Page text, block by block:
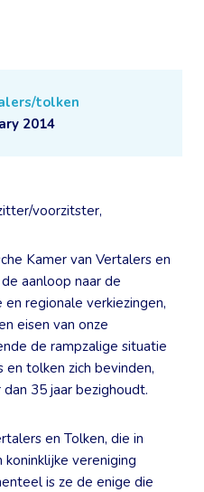
tolken
2014
voorzitster,
Kamer van Vertalers en
aanloop naar de
regionale verkiezingen,
eisen van onze
de rampzalige situatie
tolken zich bevinden,
35 jaar bezighoudt.
en Tolken, die in
vereniging
is ze de enige die